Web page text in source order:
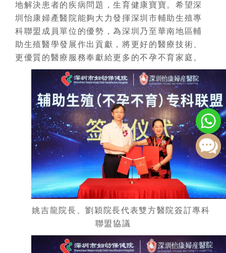
地解決患者的疾病問題，生育健康寶寶。希望深
圳怡康婦產醫院能夠大力發揮深圳市輔助生殖專
科聯盟成員單位的優勢，為深圳乃至華南地區輔
助生殖醫學發展作出貢獻，將更好的醫療技術、
更優質的醫療服務奉獻給更多的不孕不育家庭。
姚吉龍院長、劉穎院長代表雙方醫院簽訂專科
聯盟協議